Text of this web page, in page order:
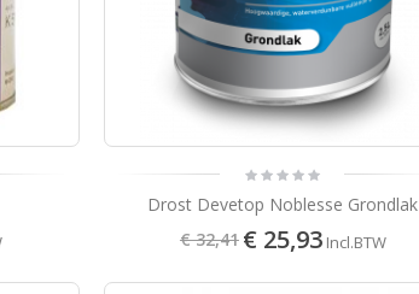
Drost Devetop Noblesse Grondlak
€ 32,41 € 25,93 Incl.BTW